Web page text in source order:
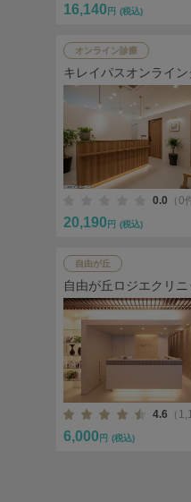
16,140 円 (税込)
オンライン診療
キレイパスオンライン
0.0 （0
20,190 円 (税込)
自由が丘
自由が丘ロジエクリニ
4.6 （
6,000 円 (税込)